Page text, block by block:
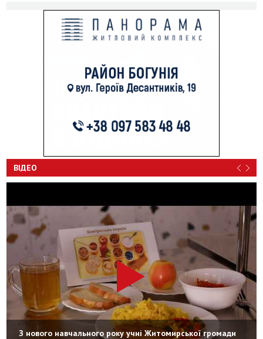
ВІДЕО
З нового навчального року учні Житомирської громади